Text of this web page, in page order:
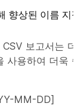
향상된 이름 지정
보고서는 더
용하여 더욱 쉽
MM-DD]